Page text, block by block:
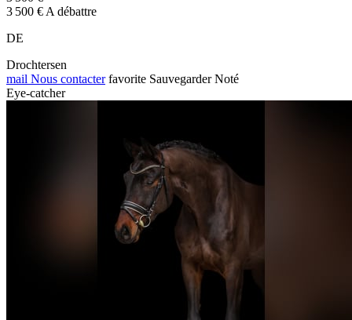
3 500 € A débattre
DE
Drochtersen
mail Nous contacter favorite Sauvegarder Noté
Eye-catcher